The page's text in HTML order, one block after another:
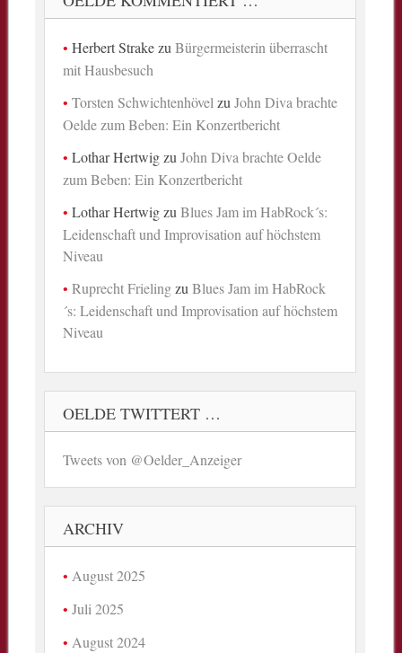
Herbert StrakezuBürgermeisterin überrascht
mit Hausbesuch
Torsten SchwichtenhövelzuJohn Diva brachte
Oelde zum Beben: Ein Konzertbericht
Lothar HertwigzuJohn Diva brachte Oelde
zum Beben: Ein Konzertbericht
Lothar HertwigzuBlues Jam im HabRock´s:
Leidenschaft und Improvisation auf höchstem
Niveau
Ruprecht FrielingzuBlues Jam im HabRock
´s: Leidenschaft und Improvisation auf höchstem
Niveau
OELDE TWITTERT …
Tweets von @Oelder_Anzeiger
ARCHIV
August 2025
Juli 2025
August 2024